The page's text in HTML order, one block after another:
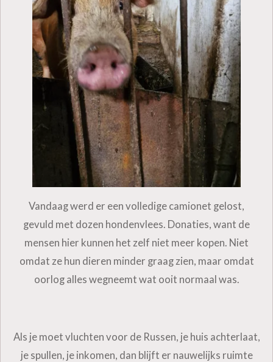
Vandaag werd er een volledige camionet gelost,
gevuld met dozen honden­vlees. Donaties, want de
mensen hier kunnen het zelf niet meer kopen. Niet
omdat ze hun dieren minder graag zien, maar omdat
oorlog alles wegneemt wat ooit normaal was.
Als je moet vluchten voor de Russen, je huis achterlaat,
je spullen, je inkomen, dan blijft er nauwelijks ruimte